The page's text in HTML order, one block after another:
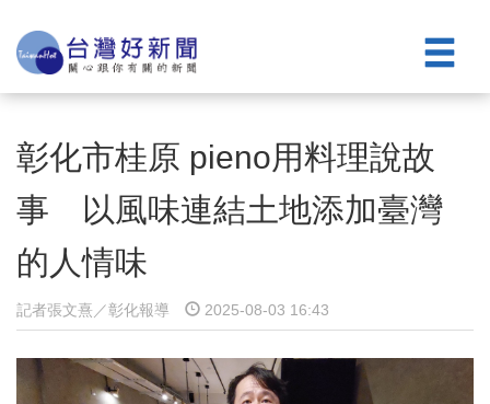
彰化市桂原 pieno用料理說故
事 以風味連結土地添加臺灣
的人情味
記者張文熹／彰化報導 2025-08-03 16:43